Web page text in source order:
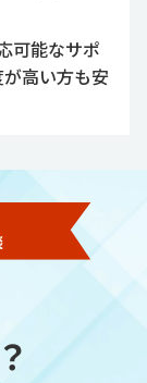
可能なサポ
高い方も安